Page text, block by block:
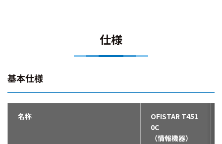
仕様
基本仕様
名称
OFISTAR T451
0C
（情報機器）